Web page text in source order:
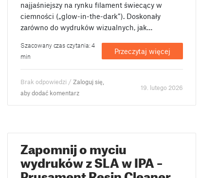
najjaśniejszy na rynku filament świecący w
ciemności („glow-in-the-dark”). Doskonały
zarówno do wydruków wizualnych, jak…
Szacowany czas czytania: 4
min
Przeczytaj więcej
Brak odpowiedzi /Zaloguj się,
aby dodać komentarz
19. lutego 2026
Zapomnij o myciu
wydruków z SLA w IPA –